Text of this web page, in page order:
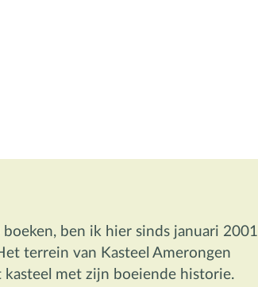
ben ik hier sinds januari 2001
terrein van Kasteel Amerongen
met zijn boeiende historie.